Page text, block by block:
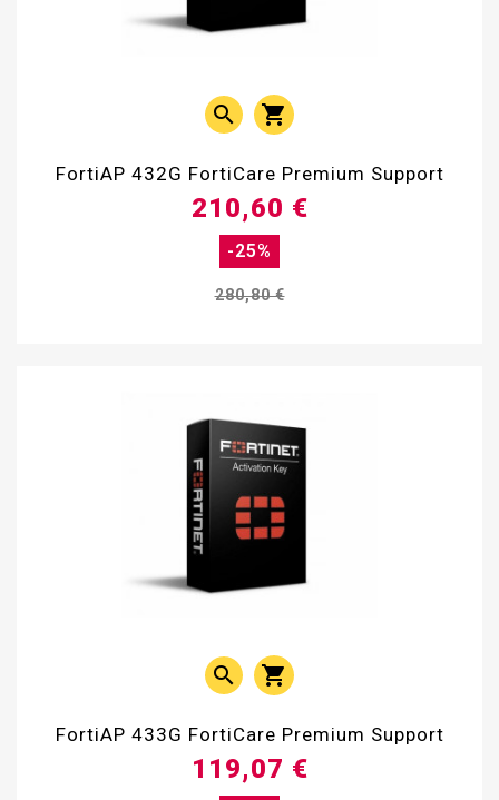
 
FortiAP 432G FortiCare Premium Support
280,80 €
-25%
210,60 €
 
FortiAP 433G FortiCare Premium Support
119,07 €